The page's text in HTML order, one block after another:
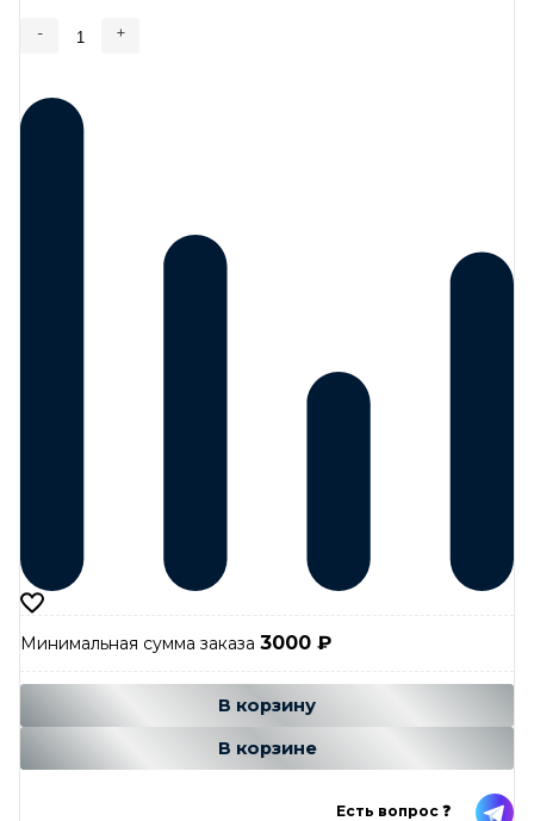
- +
Минимальная сумма заказа 3000 ₽
В корзину
В корзине
Есть вопрос ❓